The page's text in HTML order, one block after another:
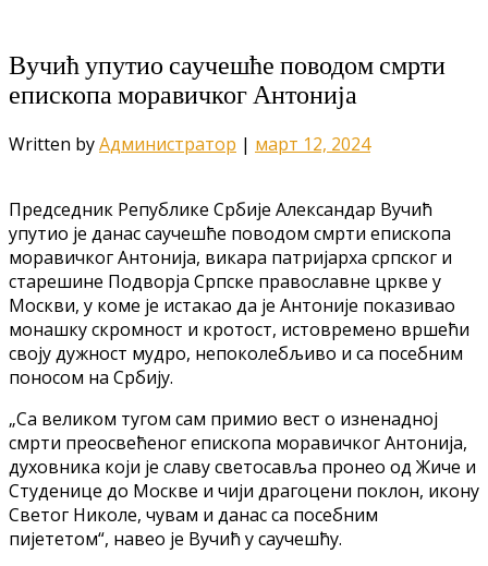
Вучић упутио саучешће поводом смрти
епископа моравичког Антонија
Written byАдминистратор | март 12, 2024
Председник Републике Србије Александар Вучић
упутио је данас саучешће поводом смрти епископа
моравичког Антонија, викара патријарха српског и
старешине Подворја Српске православне цркве у
Москви, у коме је истакао да је Антоније показивао
монашку скромност и кротост, истовремено вршећи
своју дужност мудро, непоколебљиво и са посебним
поносом на Србију.
„Са великом тугом сам примио вест о изненадној
смрти преосвећеног епископа моравичког Антонија,
духовника који је славу светосавља пронео од Жиче и
Студенице до Москве и чији драгоцени поклон, икону
Светог Николе, чувам и данас са посебним
пијететом“, навео је Вучић у саучешћу.